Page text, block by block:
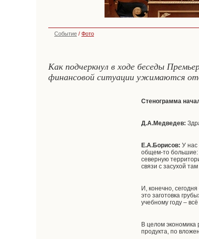
Событие / Фото
Как подчеркнул в ходе беседы
финансовой ситуации ужимаются
Стенограмма
Д.А.Медведев:
Е.А.Борисов:У нас
общем-то большие:
северную
связи с засухой
И, конечно,
это заготовка
учебному году –
В целом экономика
продукта, по